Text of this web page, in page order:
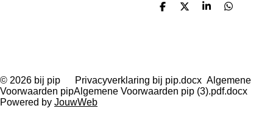
D
D
S
D
© 2026 bij pip Privacyverklaring bij pip.docx Algemene
Voorwaarden pipAlgemene Voorwaarden pip (3).pdf.docx
Powered by JouwWeb